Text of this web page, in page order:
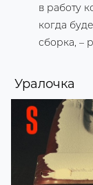
в работу
когда
сборка, –
Уралочка